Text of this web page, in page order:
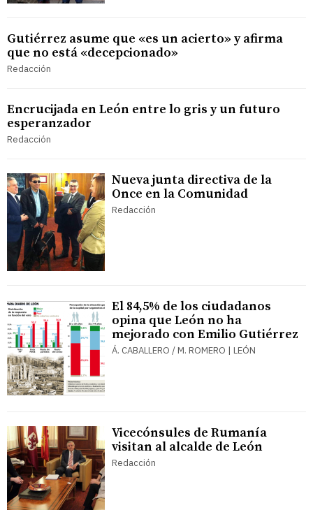
Gutiérrez asume que «es un acierto» y afirma
que no está «decepcionado»
Redacción
Encrucijada en León entre lo gris y un futuro
esperanzador
Redacción
Nueva junta directiva de la
Once en la Comunidad
Redacción
El 84,5% de los ciudadanos
opina que León no ha
mejorado con Emilio Gutiérrez
Á. CABALLERO / M. ROMERO | LEÓN
Vicecónsules de Rumanía
visitan al alcalde de León
Redacción